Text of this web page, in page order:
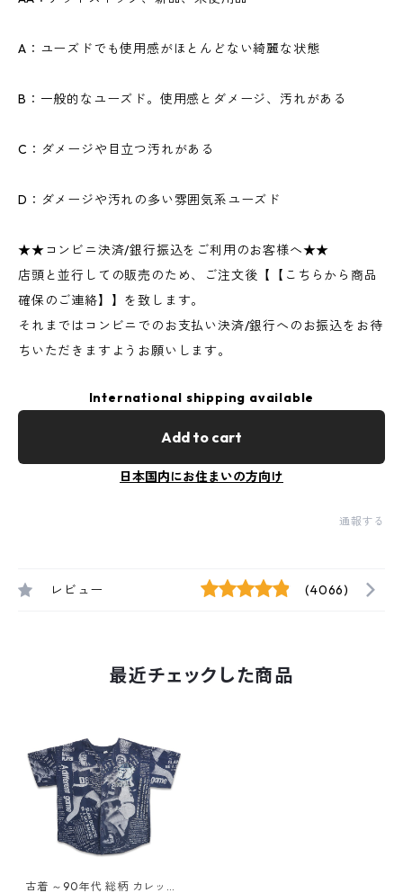
A：ユーズドでも使用感がほとんどない綺麗な状態
B：一般的なユーズド。使用感とダメージ、汚れがある
C：ダメージや目立つ汚れがある
D：ダメージや汚れの多い雰囲気系ユーズド
★★コンビニ決済/銀行振込をご利用のお客様へ★★
店頭と並行しての販売のため、ご注文後【【こちらから商品
確保のご連絡】】を致します。
それまではコンビニでのお支払い決済/銀行へのお振込をお待
ちいただきますようお願いします。
International shipping available
Add to cart
日本国内にお住まいの方向け
通報する
レビュー (4066)
最近チェックした商品
古着 ～90年代 総柄 カレッジ